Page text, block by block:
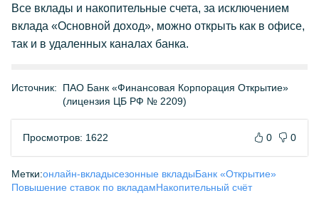
Все вклады и накопительные счета, за исключением
вклада «Основной доход», можно открыть как в офисе,
так и в удаленных каналах банка.
Источник:
ПАО Банк «Финансовая Корпорация Открытие»
(лицензия ЦБ РФ № 2209)
Просмотров: 1622 0 0
Метки:онлайн-вкладысезонные вкладыБанк «Открытие»
Повышение ставок по вкладамНакопительный счёт